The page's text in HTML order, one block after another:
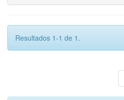
Resultados 1-1 de 1.